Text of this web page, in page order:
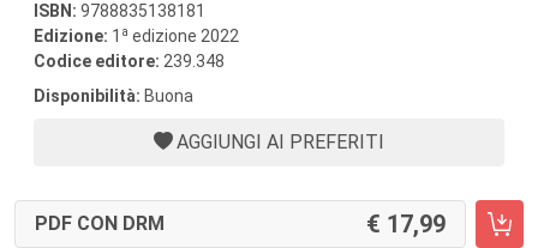
ISBN: 9788835138181
Edizione: 1 a edizione 2022
Codice editore: 239.348
Disponibilità: Buona
AGGIUNGI AI PREFERITI
PDF CON DRM 17,99